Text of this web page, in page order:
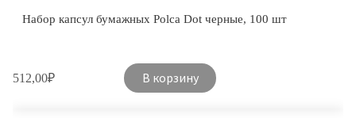
Набор капсул бумажных Polca Dot черные, 100 шт
512,00₽ В корзину